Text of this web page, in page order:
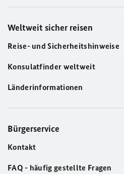
Weltweit sicher reisen
Reise- und Sicherheitshinweise
Konsulatfinder weltweit
Länderinformationen
Bürgerservice
Kontakt
FAQ - häufig gestellte Fragen